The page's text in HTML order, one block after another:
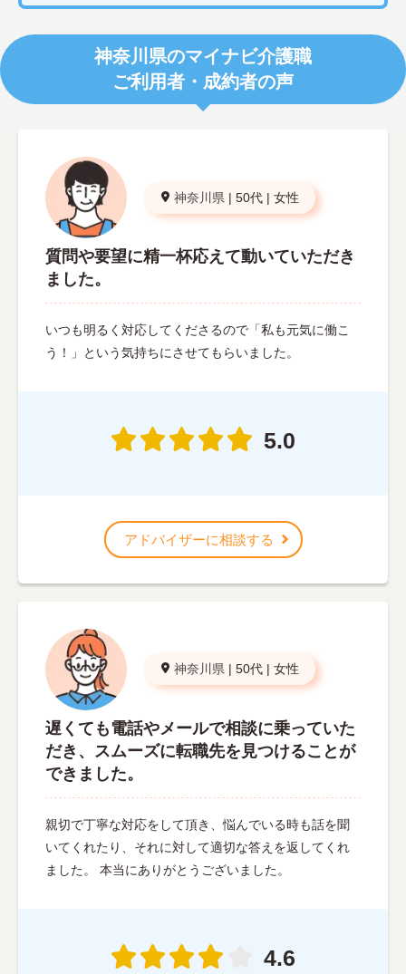
神奈川県のマイナビ介護職
ご利用者・成約者の声
神奈川県 | 50代 | 女性
質問や要望に精一杯応えて動いていただき
ました。
いつも明るく対応してくださるので「私も元気に働こ
う！」という気持ちにさせてもらいました。
5.0
アドバイザーに相談する
神奈川県 | 50代 | 女性
遅くても電話やメールで相談に乗っていた
だき、スムーズに転職先を見つけることが
できました。
親切で丁寧な対応をして頂き、悩んでいる時も話を聞
いてくれたり、それに対して適切な答えを返してくれ
ました。 本当にありがとうございました。
4.6